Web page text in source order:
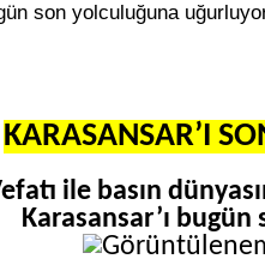
son yolculuğuna
KARASANSAR’I
ile basın
Karasansar’ı